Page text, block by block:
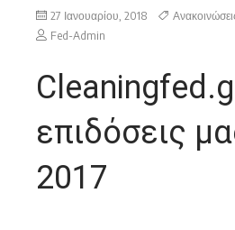
27 Ιανουαρίου, 2018
Fed-Admin
επιδόσεις
2017